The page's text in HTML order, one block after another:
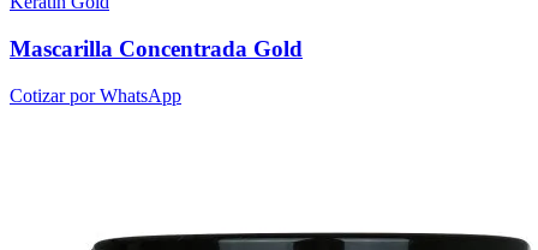
Mascarilla Concentrada Gold
Cotizar por WhatsApp